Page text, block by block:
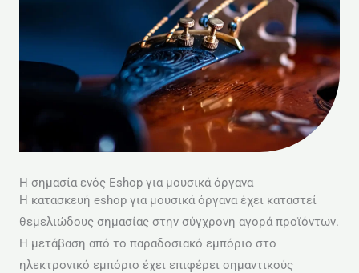
Η σημασία ενός Eshop για μουσικά όργανα
Η κατασκευή eshop για μουσικά όργανα έχει καταστεί
θεμελιώδους σημασίας στην σύγχρονη αγορά προϊόντων.
Η μετάβαση από το παραδοσιακό εμπόριο στο
ηλεκτρονικό εμπόριο έχει επιφέρει σημαντικούς